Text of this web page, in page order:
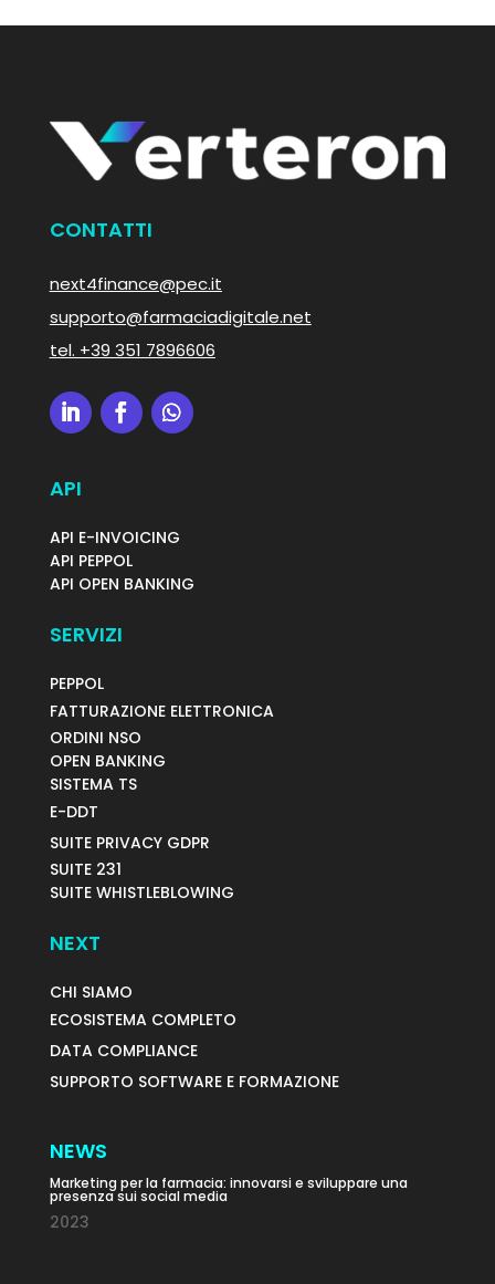
CONTATTI
next4finance@pec.it
supporto@farmaciadigitale.net
tel. +39 351 7896606
API
API E-INVOICING
API PEPPOL
API OPEN BANKING
SERVIZI
PEPPOL
FATTURAZIONE ELETTRONICA
ORDINI NSO
OPEN BANKING
SISTEMA TS
E-DDT
SUITE PRIVACY GDPR
SUITE 231
SUITE WHISTLEBLOWING
NEXT
CHI SIAMO
ECOSISTEMA COMPLETO
DATA COMPLIANCE
SUPPORTO SOFTWARE E FORMAZIONE
NEWS
Marketing per la farmacia: innovarsi e sviluppare una
presenza sui social media
2023